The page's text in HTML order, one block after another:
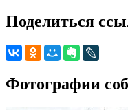
Поделиться
Фотографии